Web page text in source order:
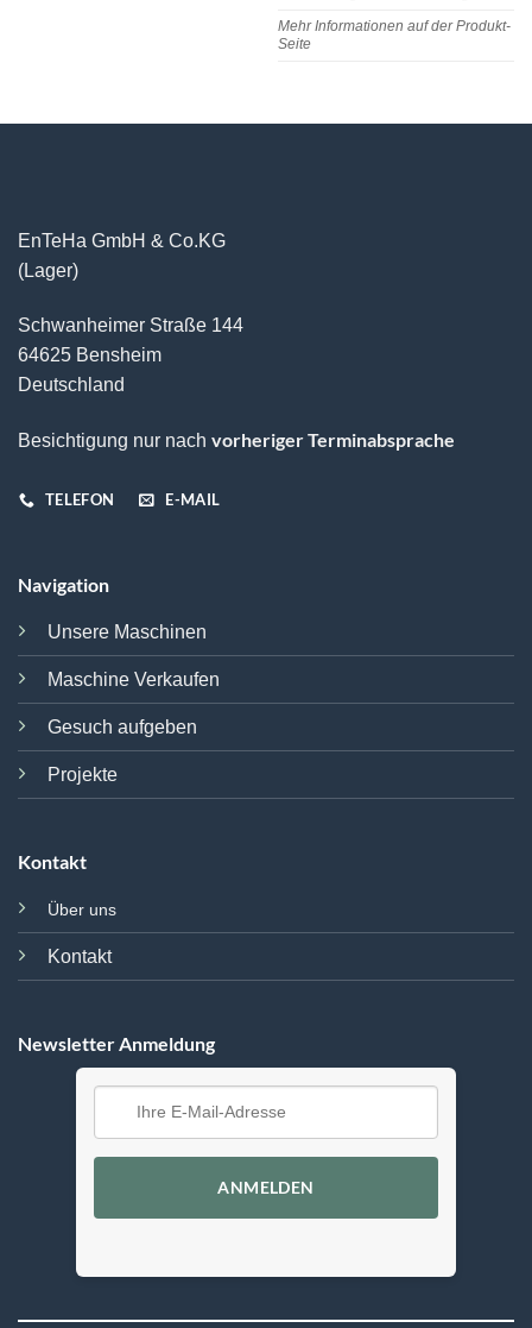
Mehr Informationen auf der Produkt-
Seite
EnTeHa GmbH & Co.KG
(Lager)
Schwanheimer Straße 144
64625 Bensheim
Deutschland
Besichtigung nur nach vorheriger Terminabsprache
TELEFON E-MAIL
Navigation
Unsere Maschinen
Maschine Verkaufen
Gesuch aufgeben
Projekte
Kontakt
Über uns
Kontakt
Newsletter Anmeldung
ANMELDEN